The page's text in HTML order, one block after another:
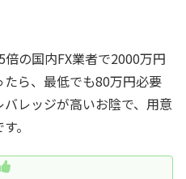
の国内FX業者で2000万円
ら、最低でも80万円必要
レッジが高いお陰で、用意
。